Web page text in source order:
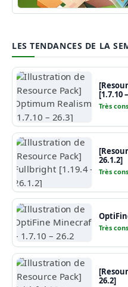
Guide Minecraft
LES TENDANCES DE LA
[1.7.10
Très
26.1.2]
Très
Très
26.2]